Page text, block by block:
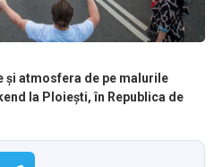
atmosfera de pe malurile
la Ploiești, în Republica de